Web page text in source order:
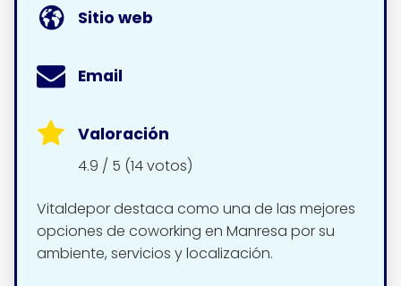
Sitio web
Email
Valoración
4.9 / 5 (14 votos)
Vitaldepor destaca como una de las mejores
opciones de coworking en Manresa por su
ambiente, servicios y localización.